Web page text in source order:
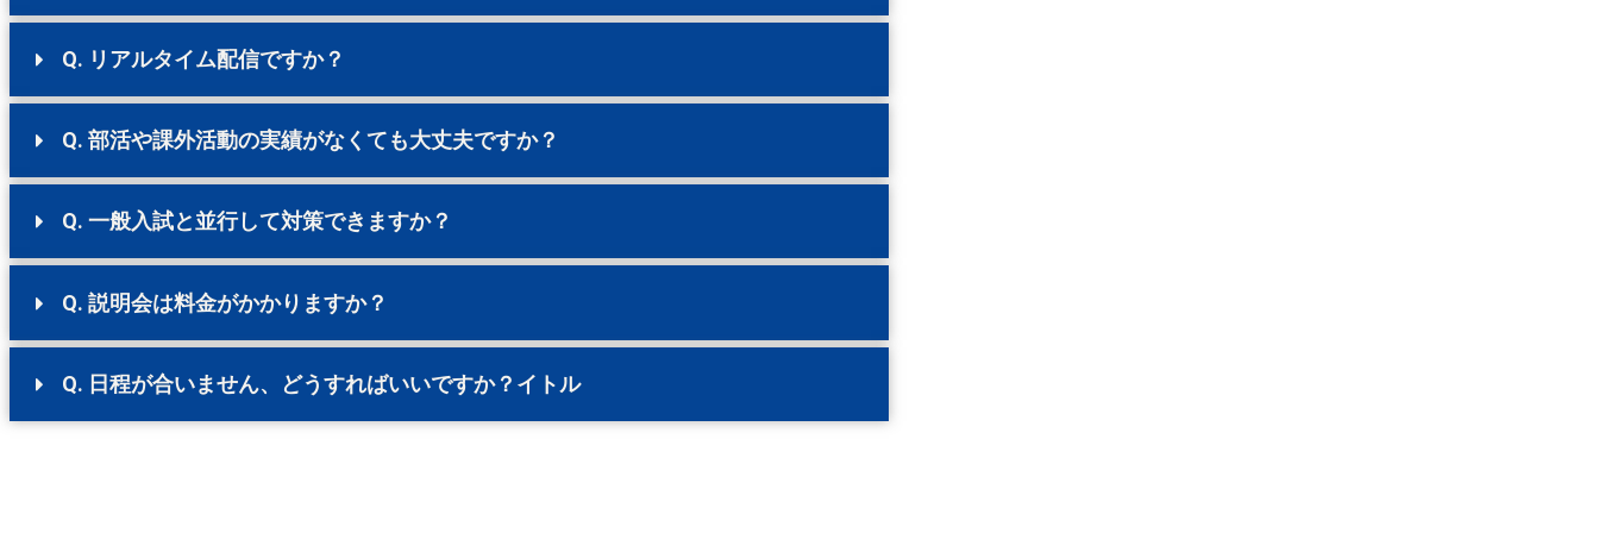
Q. リアルタイム配信ですか？
Q. 部活や課外活動の実績がなくても大丈夫ですか？
Q. 一般入試と並行して対策できますか？
Q. 説明会は料金がかかりますか？
Q. 日程が合いません、どうすればいいですか？イトル